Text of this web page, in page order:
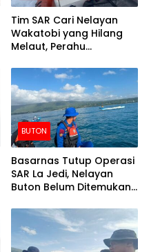
Tim SAR Cari Nelayan
Wakatobi yang Hilang
Melaut, Perahu
Kemasukan Air
BUTON
Basarnas Tutup Operasi
SAR La Jedi, Nelayan
Buton Belum Ditemukan